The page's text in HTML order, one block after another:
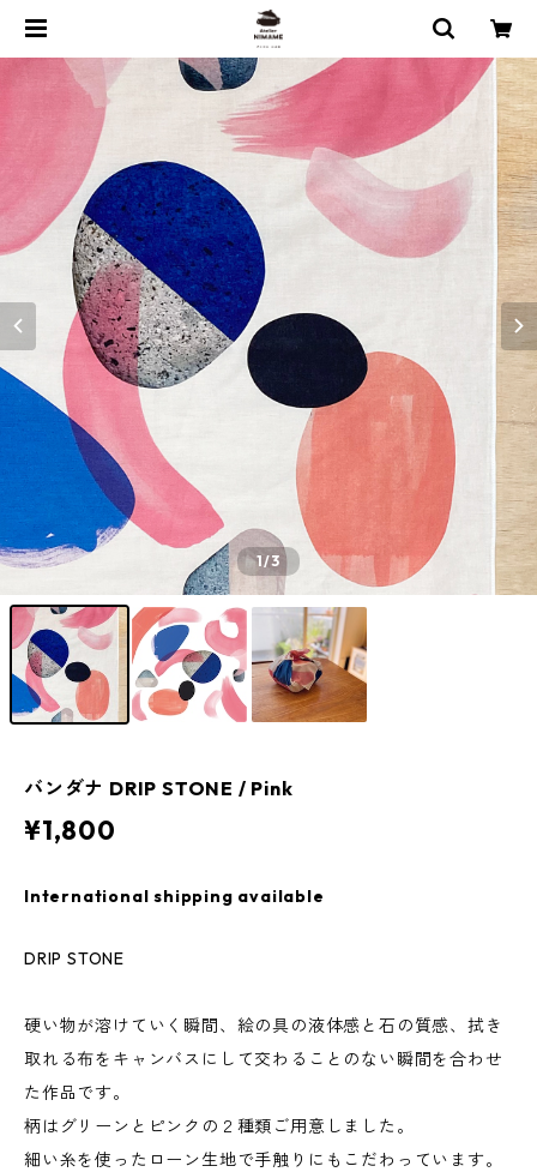
1/3
バンダナ DRIP STONE / Pink
¥1,800
International shipping available
DRIP STONE
硬い物が溶けていく瞬間、絵の具の液体感と石の質感、拭き
取れる布をキャンバスにして交わることのない瞬間を合わせ
た作品です。
柄はグリーンとピンクの２種類ご用意しました。
細い糸を使ったローン生地で手触りにもこだわっています。